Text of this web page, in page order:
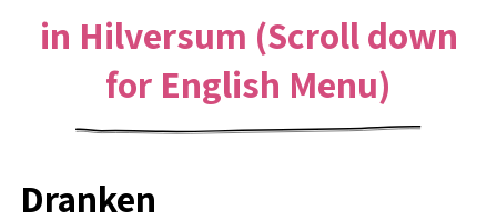
in Hilversum (Scroll down
for English Menu)
Dranken